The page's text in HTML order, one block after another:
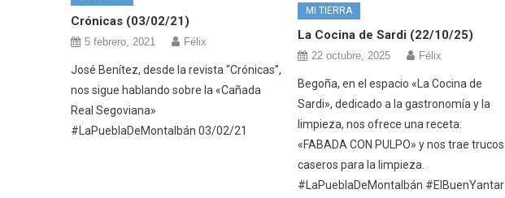
Crónicas (03/02/21)
5 febrero, 2021 Félix
José Benítez, desde la revista “Crónicas”,
nos sigue hablando sobre la «Cañada
Real Segoviana»
#LaPueblaDeMontalbán 03/02/21
MI TIERRA
La Cocina de Sardi (22/10/25)
22 octubre, 2025 Félix
Begoña, en el espacio «La Cocina de
Sardi», dedicado a la gastronomía y la
limpieza, nos ofrece una receta:
«FABADA CON PULPO» y nos trae trucos
caseros para la limpieza.
#LaPueblaDeMontalbán #ElBuenYantar